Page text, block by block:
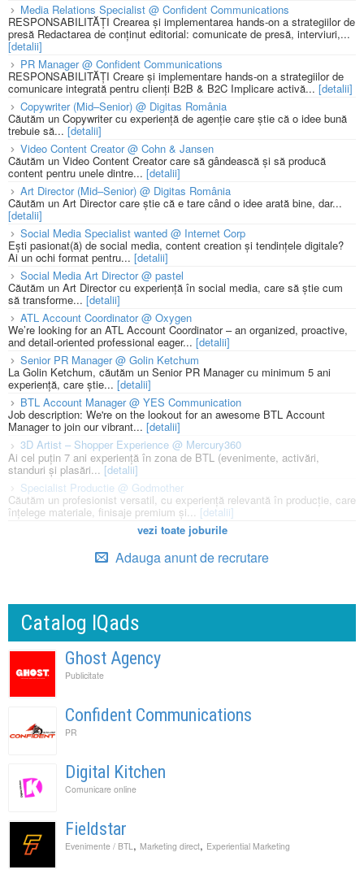
Media Relations Specialist @ Confident Communications
RESPONSABILITĂȚI Crearea și implementarea hands-on a strategiilor de
presă Redactarea de conținut editorial: comunicate de presă, interviuri,...
[detalii]
PR Manager @ Confident Communications
RESPONSABILITĂȚI Creare și implementare hands-on a strategiilor de
comunicare integrată pentru clienți B2B & B2C Implicare activă... [detalii]
Copywriter (Mid–Senior) @ Digitas România
Căutăm un Copywriter cu experiență de agenție care știe că o idee bună
trebuie să... [detalii]
Video Content Creator @ Cohn & Jansen
Căutăm un Video Content Creator care să gândească și să producă
content pentru unele dintre... [detalii]
Art Director (Mid–Senior) @ Digitas România
Căutăm un Art Director care știe că e tare când o idee arată bine, dar...
[detalii]
Social Media Specialist wanted @ Internet Corp
Ești pasionat(ă) de social media, content creation și tendințele digitale?
Ai un ochi format pentru... [detalii]
Social Media Art Director @ pastel
Căutăm un Art Director cu experiență în social media, care să știe cum
să transforme... [detalii]
ATL Account Coordinator @ Oxygen
We’re looking for an ATL Account Coordinator – an organized, proactive,
and detail-oriented professional eager... [detalii]
Senior PR Manager @ Golin Ketchum
La Golin Ketchum, căutăm un Senior PR Manager cu minimum 5 ani
experiență, care știe... [detalii]
BTL Account Manager @ YES Communication
Job description: We're on the lookout for an awesome BTL Account
Manager to join our vibrant... [detalii]
3D Artist – Shopper Experience @ Mercury360
Ai cel puțin 7 ani experiență în zona de BTL (evenimente, activări,
standuri și plasări...[detalii]
Specialist Productie @ Godmother
Căutăm un profesionist versatil, cu experiență relevantă în producție, care
înțelege materiale, finisaje premium și... [detalii]
vezi toate joburile
Adauga anunt de recrutare
Catalog IQads
Ghost Agency
Publicitate
Confident Communications
PR
Digital Kitchen
Comunicare online
Fieldstar
Evenimente / BTL , Marketing direct, Experiential Marketing